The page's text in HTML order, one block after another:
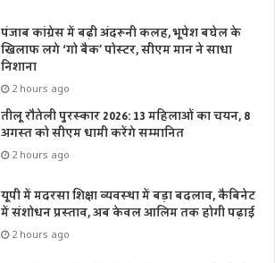
पंजाब कांग्रेस में बढ़ी अंदरूनी कलह, भूपेश बघेल के
खिलाफ लगे ‘गो बैक’ पोस्टर, सीएम मान ने साधा
निशाना
2 hours ago
तीलू रौतेली पुरस्कार 2026: 13 महिलाओं का चयन, 8
अगस्त को सीएम धामी करेंगे सम्मानित
2 hours ago
यूपी में मदरसा शिक्षा व्यवस्था में बड़ा बदलाव, कैबिनेट
में संशोधन प्रस्ताव, अब केवल आलिम तक होगी पढ़ाई
2 hours ago